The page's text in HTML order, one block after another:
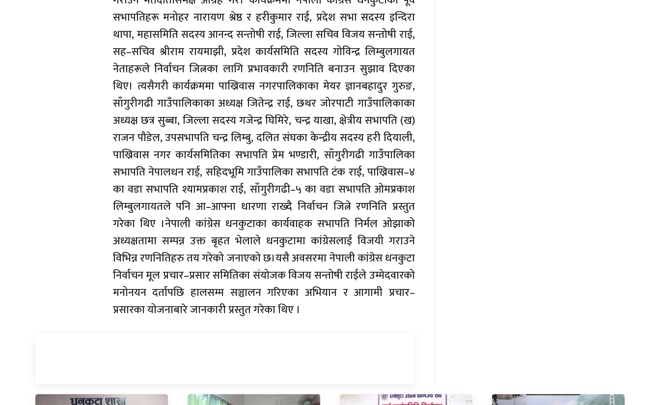
सभापतिहरू मनोहर नारायण श्रेष्ठ र हरीकुमार राई, प्रदेश सभा सदस्य इन्दिरा
थापा, महासमिति सदस्य आनन्द सन्तोषी राई, जिल्ला सचिव विजय सन्तोषी राई,
सह–सचिव श्रीराम रायमाझी, प्रदेश कार्यसमिति सदस्य गोविन्द्र लिम्बुलगायत
नेताहरूले निर्वाचन जित्नका लागि प्रभावकारी रणनिति बनाउन सुझाव दिएका
थिए। त्यसैगरी कार्यक्रममा पाख्रिवास नगरपालिकाका मेयर ज्ञानबहादुर गुरुङ,
साँगुरीगढी गाउँपालिकाका अध्यक्ष जितेन्द्र राई, छथर जोरपाटी गाउँपालिकाका
अध्यक्ष छत्र सुब्बा, जिल्ला सदस्य गजेन्द्र घिमिरे, चन्द्र याखा, क्षेत्रीय सभापति (ख)
राजन पौडेल, उपसभापति चन्द्र लिम्बु, दलित संघका केन्द्रीय सदस्य हरी दियाली,
पाख्रिवास नगर कार्यसमितिका सभापति प्रेम भण्डारी, साँगुरीगढी गाउँपालिका
सभापति नेपालधन राई, सहिदभूमि गाउँपालिका सभापति टंक राई, पाख्रिवास–४
का वडा सभापति श्यामप्रकाश राई, साँगुरीगढी–५ का वडा सभापति ओमप्रकाश
लिम्बुलगायतले पनि आ–आफ्ना धारणा राख्दै निर्वाचन जित्ने रणनिति प्रस्तुत
गरेका थिए ।नेपाली कांग्रेस धनकुटाका कार्यवाहक सभापति निर्मल ओझाको
अध्यक्षतामा सम्पन्न उक्त बृहत भेलाले धनकुटामा कांग्रेसलाई विजयी गराउने
विभिन्न रणनितिहरु तय गरेको जनाएको छ।यसै अवसरमा नेपाली कांग्रेस धनकुटा
निर्वाचन मूल प्रचार–प्रसार समितिका संयोजक विजय सन्तोषी राईले उम्मेदवारको
मनोनयन दर्तापछि हालसम्म सञ्चालन गरिएका अभियान र आगामी प्रचार–
प्रसारका योजनाबारे जानकारी प्रस्तुत गरेका थिए ।